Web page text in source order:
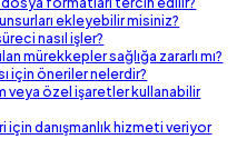
ekleyebilir misiniz?
nasıl işler?
mürekkepler sağlığa zararlı mı?
için öneriler nelerdir?
veya özel işaretler kullanabilir
için danışmanlık hizmeti veriyor